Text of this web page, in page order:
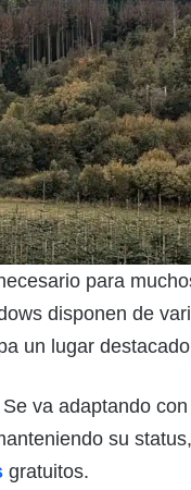
para
disponen de
un lugar
va adaptando con
su
gratuitos.